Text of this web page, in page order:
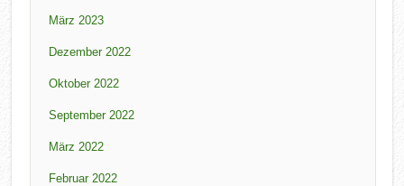
März 2023
Dezember 2022
Oktober 2022
September 2022
März 2022
Februar 2022